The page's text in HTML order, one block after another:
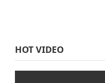
HOT VIDEO